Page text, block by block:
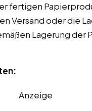
fertigen
Versand oder die
Lagerung der
Anzeige